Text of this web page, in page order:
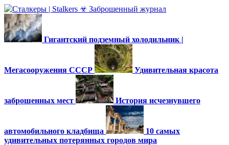
Гигантский подземный холодильник |
Мегасооружения СССР Удивительная красота
заброшенных мест История исчезнувшего
автомобильного кладбища
10 самых
удивительных потерянных городов мира